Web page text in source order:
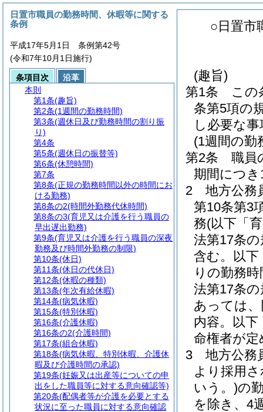
○日置市
(趣旨)
第1条
この
条第5項の
し必要な
(1週間の勤
第2条
職員
期間につ
2
地方公務
第10条第3
務(以下「
法第17条
含む。以下
りの勤務
法第17条
あっては
内容。以
命権者が定
3
地方公務
より採用
いう。)の
を除き、4
日置市職員の勤務時間、休暇等に関する
条例
平成17年5月1日 条例第42号
(令和7年10月1日施行)
条項目次
沿革
本則
第1条(趣旨)
第2条(1週間の勤務時間)
第3条(週休日及び勤務時間の割り振
り)
第4条
第5条(週休日の振替等)
第6条(休憩時間)
第7条
第8条(正規の勤務時間以外の時間にお
ける勤務)
第8条の2(時間外勤務代休時間)
第8条の3(育児又は介護を行う職員の
早出遅出勤務)
第9条(育児又は介護を行う職員の深夜
勤務及び時間外勤務の制限)
第10条(休日)
第11条(休日の代休日)
第12条(休暇の種類)
第13条(年次有給休暇)
第14条(病気休暇)
第15条(特別休暇)
第16条(介護休暇)
第16条の2(介護時間)
第17条(組合休暇)
第18条(病気休暇、特別休暇、介護休
暇及び介護時間の承認)
第19条(妊娠又は出産等についての申
出をした職員等に対する意向確認等)
第20条(配偶者等が介護を必要とする
状況に至った職員に対する意向確認